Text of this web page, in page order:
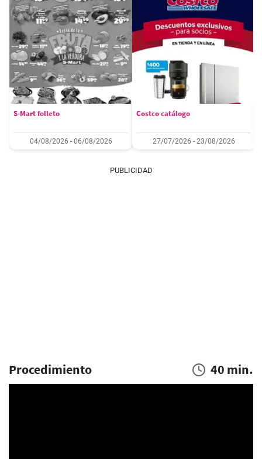
S-Mart folleto
04/08/2026 - 06/08/2026
Costco catálogo
27/07/2026 - 23/08/2026
PUBLICIDAD
Procedimiento 40 min.